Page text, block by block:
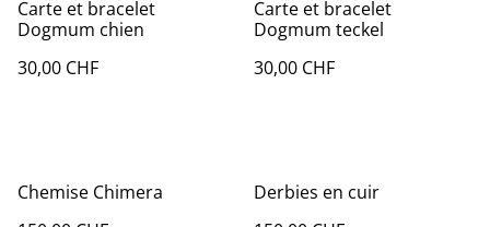
Carte et bracelet
Dogmum chien
30,00 CHF
Carte et bracelet
Dogmum teckel
30,00 CHF
Chemise Chimera
Derbies en cuir